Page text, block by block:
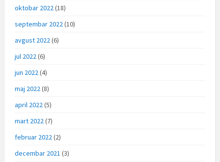
oktobar 2022(18)
septembar 2022(10)
avgust 2022(6)
jul 2022(6)
jun 2022(4)
maj 2022(8)
april 2022(5)
mart 2022(7)
februar 2022(2)
decembar 2021 (3)